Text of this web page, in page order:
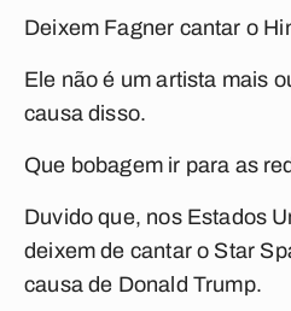
Deixem Fagner cantar o
Ele não é um artista mais
causa disso.
Que bobagem ir para as
Duvido que, nos Estados
deixem de cantar o Star
causa de Donald Trump.